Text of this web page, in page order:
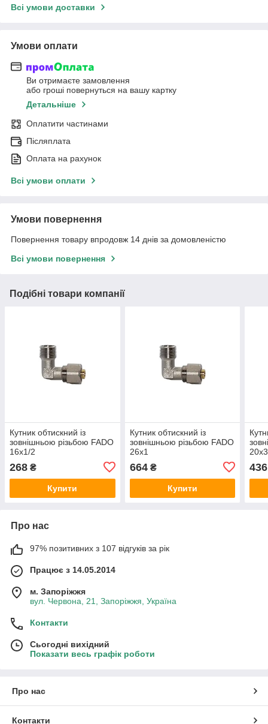
Всі умови доставки
Умови оплати
Ви отримаєте замовлення
або гроші повернуться на вашу картку
Детальніше
Оплатити частинами
Післяплата
Оплата на рахунок
Всі умови оплати
Умови повернення
Повернення товару впродовж 14 днів за домовленістю
Всі умови повернення
Подібні товари компанії
Кутник обтискний із
зовнішньою різьбою FADO
16х1/2
268 ₴
Купити
Кутник обтискний із
зовнішньою різьбою FADO
26х1
664₴
Купити
436
Про нас
97% позитивних з 107 відгуків за рік
Працює з 14.05.2014
м. Запоріжжя
вул. Червона, 21, Запоріжжя, Україна
Контакти
Сьогодні вихідний
Показати весь графік роботи
Про нас
Контакти